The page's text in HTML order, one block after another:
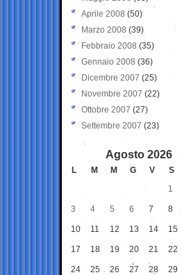
Aprile 2008 (50)
Marzo 2008 (39)
Febbraio 2008 (35)
Gennaio 2008 (36)
Dicembre 2007 (25)
Novembre 2007 (22)
Ottobre 2007 (27)
Settembre 2007 (23)
Agosto 2026
L M M G V S
1
3 4 5 6 7 8
10 11 12 13 14 15
17 18 19 20 21 22
24 25 26 27 28 29